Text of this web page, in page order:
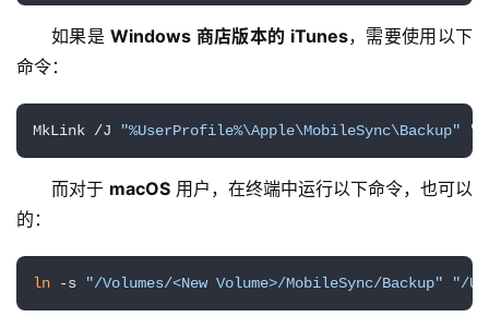
如果是 Windows 商店版本的 iTunes，需要使用以下
命令：
MkLink /J "%UserProfile%\Apple\MobileSync\Backup"
而对于 macOS 用户，在终端中运行以下命令，也可以
的：
ln -s "/Volumes/<New Volume>/MobileSync/Backup" "/